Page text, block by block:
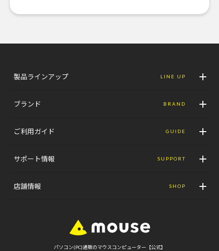
製品ラインアップ LINE UP
ブランド BRAND
ご利用ガイド GUIDE
サポート情報 SUPPORT
店舗情報 SHOP
パソコン(PC)通販のマウスコンピューター【公式】